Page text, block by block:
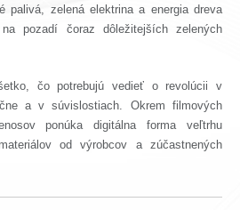
palivá, zelená elektrina a energia dreva
pozadí čoraz dôležitejších zelených
čo potrebujú vedieť o revolúcii v
a v súvislostiach. Okrem filmových
ponúka digitálna forma veľtrhu
od výrobcov a zúčastnených